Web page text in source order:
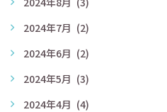
2024年7月 (2)
2024年6月 (2)
2024年5月 (3)
2024年4月 (4)